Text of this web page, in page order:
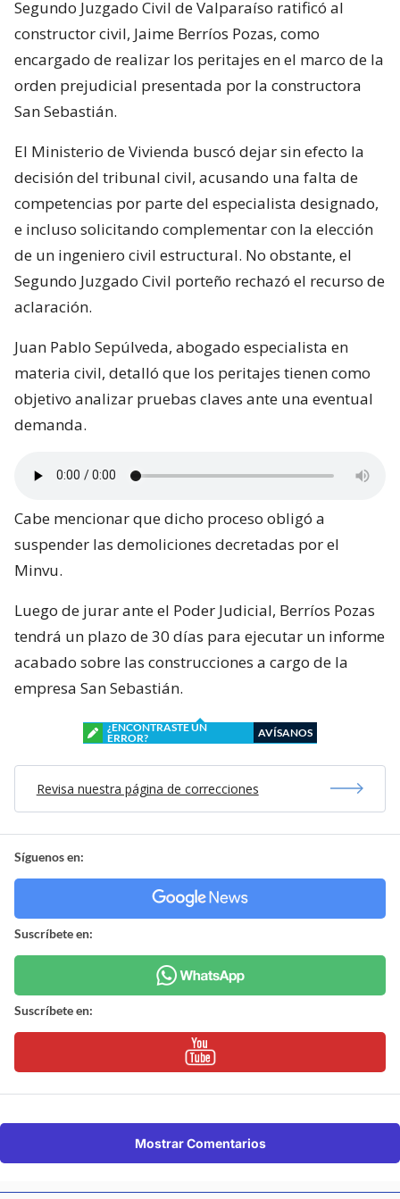
Segundo Juzgado Civil de Valparaíso ratificó al
constructor civil, Jaime Berríos Pozas, como
encargado de realizar los peritajes en el marco de la
orden prejudicial presentada por la constructora
San Sebastián.
El Ministerio de Vivienda buscó dejar sin efecto la
decisión del tribunal civil, acusando una falta de
competencias por parte del especialista designado,
e incluso solicitando complementar con la elección
de un ingeniero civil estructural. No obstante, el
Segundo Juzgado Civil porteño rechazó el recurso de
aclaración.
Juan Pablo Sepúlveda, abogado especialista en
materia civil, detalló que los peritajes tienen como
objetivo analizar pruebas claves ante una eventual
demanda.
Cabe mencionar que dicho proceso obligó a
suspender las demoliciones decretadas por el
Minvu.
Luego de jurar ante el Poder Judicial, Berríos Pozas
tendrá un plazo de 30 días para ejecutar un informe
acabado sobre las construcciones a cargo de la
empresa San Sebastián.
¿ENCONTRASTE UN
ERROR?
AVÍSANOS
Revisa nuestra página de correcciones
Síguenos en:
Suscríbete en:
Suscríbete en:
Mostrar Comentarios